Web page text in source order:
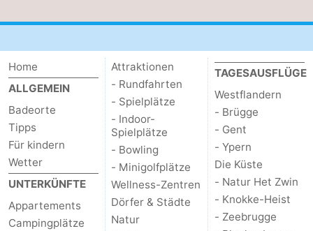
Home
ALLGEMEIN
Badeorte
Tipps
Für kindern
Wetter
UNTERKÜNFTE
Appartements
Campingplätze
Attraktionen
- Rundfahrten
- Spielplätze
- Indoor-
Spielplätze
- Bowling
- Minigolfplätze
Wellness-Zentren
Dörfer & Städte
Natur
TAGESAUSFLÜGE
Westflandern
- Brügge
- Gent
- Ypern
Die Küste
- Natur Het Zwin
- Knokke-Heist
- Zeebrugge